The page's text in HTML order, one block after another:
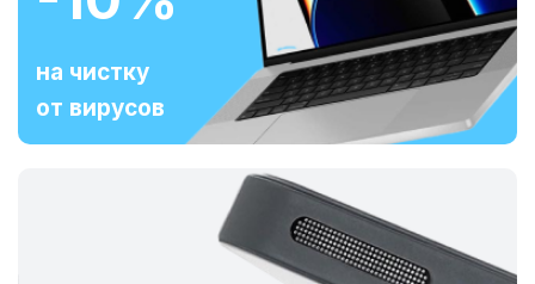
на чистку
от вирусов